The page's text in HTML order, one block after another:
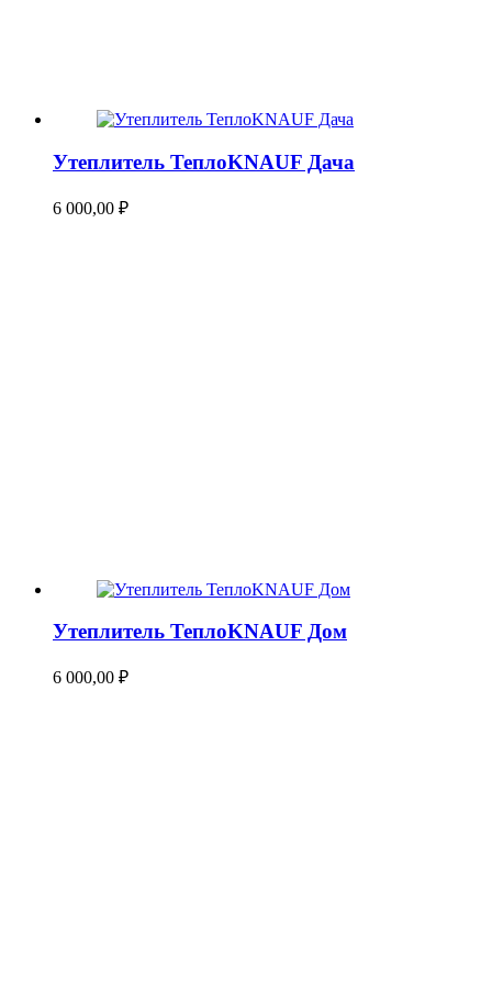
Утеплитель ТеплоKNAUF Дача
6 000,00 ₽
Утеплитель ТеплоKNAUF Дом
6 000,00 ₽